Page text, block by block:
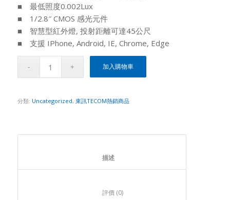
■ 最低照度0.002Lux
■ 1/2.8″ CMOS 感光元件
■ 智慧型紅外燈, 投射距離可達45公尺
■ 支援 IPhone, Android, IE, Chrome, Edge
加入購物車
分類: Uncategorized, 東訊TECOM熱銷商品
						描述
						評價 (0)